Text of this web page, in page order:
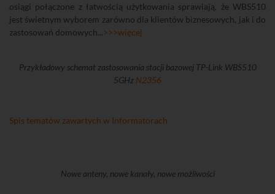
osiągi połączone z łatwością użytkowania sprawiają, że WBS510
jest świetnym wyborem zarówno dla klientów biznesowych, jak i do
zastosowań domowych...>>>więcej
Przykładowy schemat zastosowania stacji bazowej TP-Link WBS510
5GHz N2356
Spis tematów zawartych w Informatorach
Nowe anteny, nowe kanały, nowe możliwości